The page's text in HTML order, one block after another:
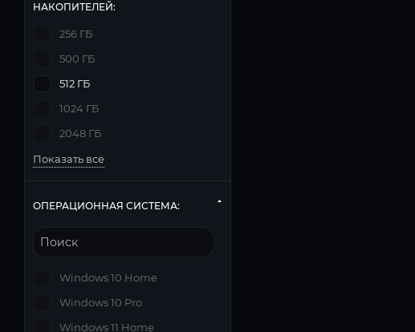
НАКОПИТЕЛЕЙ:
256 ГБ
500 ГБ
512 ГБ
1024 ГБ
2048 ГБ
Показать все
ОПЕРАЦИОННАЯ СИСТЕМА:
Windows 10 Home
Windows 10 Pro
Windows 11 Home